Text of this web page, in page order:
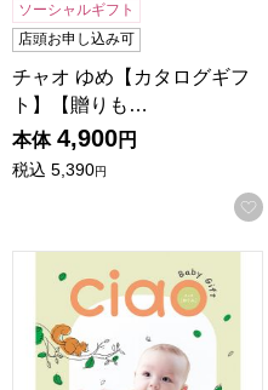
ソーシャルギフト
店頭お申し込み可
チャオ ゆめ【カタログギフ
ト】【贈りも…
本体 4,900円
税込 5,390円
チャオ めぐみ【カタログギ